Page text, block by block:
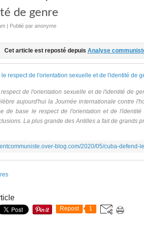
de genre
| Publié par anonyme
Cet article est reposté depuis Analyse
de l'orientation sexuelle et de l'identité de
aujourd'hui la Journée internationale contre
de base le respect de l'orientation et de
La plus grande des Antilles a fait de grands
Repost 1